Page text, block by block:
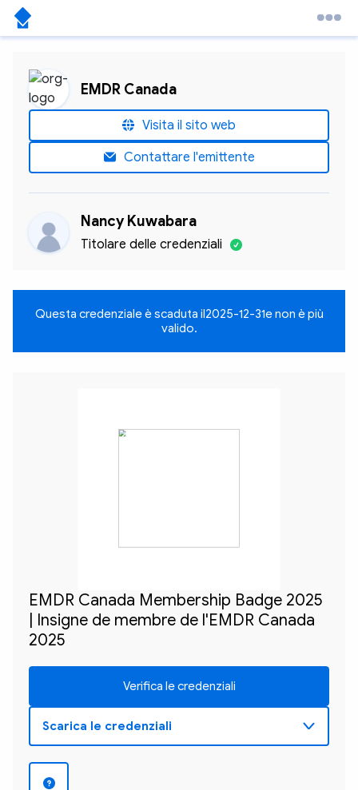
EMDR Canada
Visita il sito web
Contattare l'emittente
Nancy Kuwabara
Titolare delle credenziali
Questa credenziale è scaduta il2025-12-31e non è più
valido.
EMDR Canada Membership Badge 2025
| Insigne de membre de l'EMDR Canada
2025
Verifica le credenziali